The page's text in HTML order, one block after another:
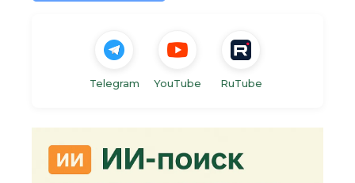
Telegram YouTube RuTube